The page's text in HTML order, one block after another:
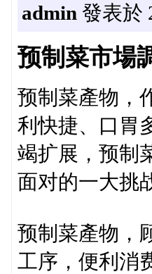
admin 發表於
预制菜市場
预制菜產物，
利快捷、口胃
竭扩展，预制
面对的一大挑
预制菜產物，
工序，便利消